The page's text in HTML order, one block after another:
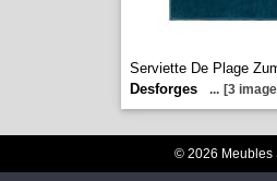
Serviette De Plage
Desforges
... [3
© 2026 Meubles